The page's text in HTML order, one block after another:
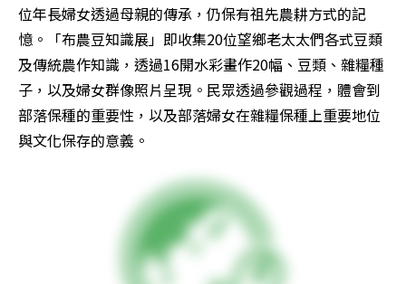
位年長婦女透過母親的傳承，仍保有祖先農耕方式的記
憶。「布農豆知識展」即收集20位望鄉老太太們各式豆類
及傳統農作知識，透過16開水彩畫作20幅、豆類、雜糧種
子，以及婦女群像照片呈現。民眾透過參觀過程，體會到
部落保種的重要性，以及部落婦女在雜糧保種上重要地位
與文化保存的意義。